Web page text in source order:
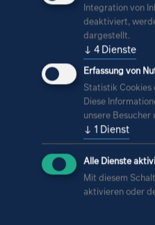
Ansicht vom Schwanensee
Integration von
deaktiviert,
dargestellt.
↓ 4 Dienste
Erfassung von
Statistik Cookies
Diese
unsere Besucher
↓ 1 Dienst
Alle Dienste
Mit diesem
aktivieren oder